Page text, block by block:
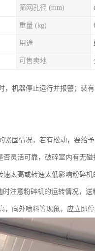
筛网孔径 (mm)
重量 (kg)
用途
可售卖地
机器停止运行并报警；装
固情况，若有松动，要给
灵活可靠，破碎室内有无
太高或转速太低影响粉碎
注意粉碎机的运转情况，
向外喷料等现象，应立即